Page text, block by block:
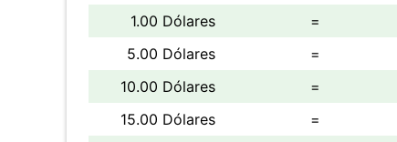
1.00 Dólares =
5.00 Dólares
=
10.00 Dólares
=
15.00 Dólares
=